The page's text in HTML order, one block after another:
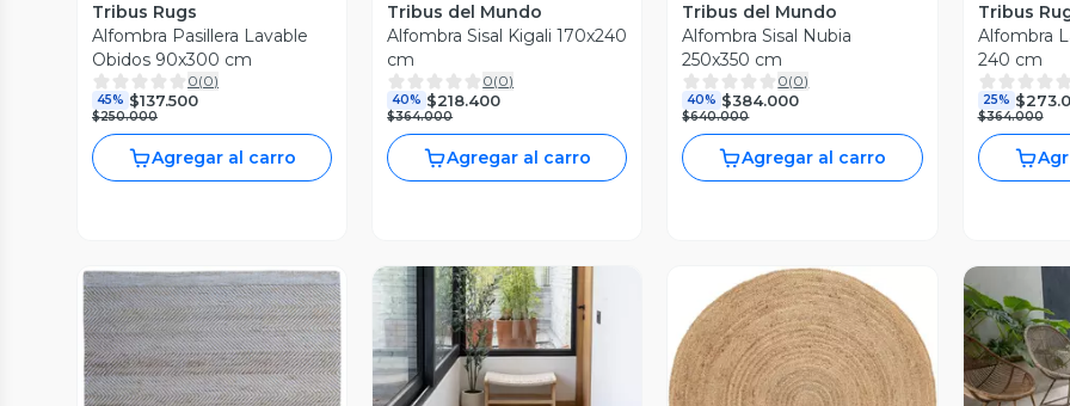
Tribus Rugs
Alfombra Pasillera Lavable
Obidos 90x300 cm
0(0)
45% $137.500
$250.000
Agregar al carro
Tribus del Mundo
Alfombra Sisal Kigali 170x240
cm
0(0)
40% $218.400
$364.000
Agregar al carro
Tribus del Mundo
Alfombra Sisal Nubia
250x350 cm
0(0)
40% $384.000
$640.000
Agregar al carro
Tribus
Alfombra
240 cm
25%
$364.000